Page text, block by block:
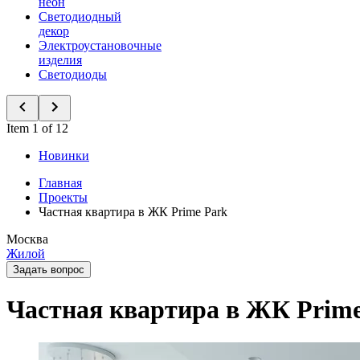
Светодиодный
декор
Электроустановочные
изделия
Светодиоды
Item 1 of 12
Новинки
Главная
Проекты
Частная квартира в ЖК Prime Park
Москва
Жилой
Задать вопрос
Частная квартира в ЖК